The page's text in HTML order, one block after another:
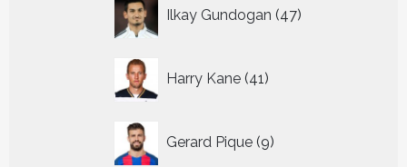
Ilkay Gundogan 47
producten
Harry Kane 41
producten
Gerard Pique 9
producten